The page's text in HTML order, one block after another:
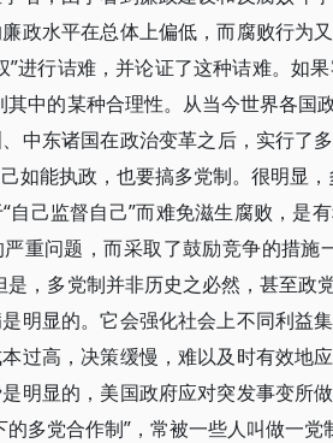
政水平在总体上偏低，而腐败行为
”进行诘难，并论证了这种诘难。如
其中的某种合理性。从当今世界各国
中东诸国在政治变革之后，实行
如能执政，也要搞多党制。很明显
自己监督自己”而难免滋生腐败，是
重问题，而采取了鼓励竞争的措施
是，多党制并非历史之必然，甚至
明显的。它会强化社会上不同利益
过高，决策缓慢，难以及时有效地
明显的，美国政府应对突发事变所
的多党合作制”，常被一些人叫做一